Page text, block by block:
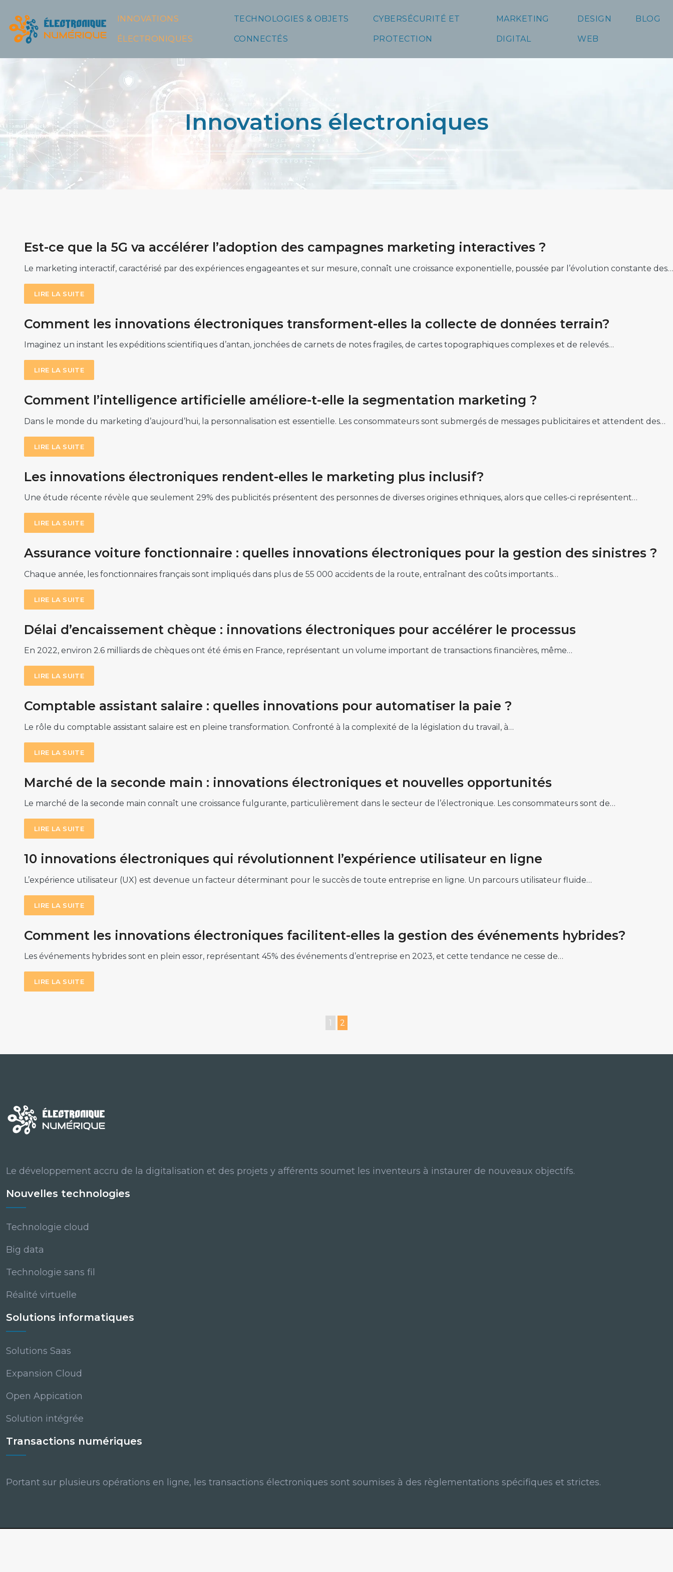
INNOVATIONS
ÉLECTRONIQUES
TECHNOLOGIES & OBJETS
CONNECTÉS
CYBERSÉCURITÉ ET
PROTECTION
MARKETING
DIGITAL
DESIGN
WEB
BLOG
Innovations électroniques
Est-ce que la 5G va accélérer l’adoption des campagnes marketing interactives ?
Le marketing interactif, caractérisé par des expériences engageantes et sur mesure, connaît une croissance exponentielle, poussée par l’évolution constante des…
LIRE LA SUITE
Comment les innovations électroniques transforment-elles la collecte de données terrain?
Imaginez un instant les expéditions scientifiques d’antan, jonchées de carnets de notes fragiles, de cartes topographiques complexes et de relevés…
LIRE LA SUITE
Comment l’intelligence artificielle améliore-t-elle la segmentation marketing ?
Dans le monde du marketing d’aujourd’hui, la personnalisation est essentielle. Les consommateurs sont submergés de messages publicitaires et attendent des…
LIRE LA SUITE
Les innovations électroniques rendent-elles le marketing plus inclusif?
Une étude récente révèle que seulement 29% des publicités présentent des personnes de diverses origines ethniques, alors que celles-ci représentent…
LIRE LA SUITE
Assurance voiture fonctionnaire : quelles innovations électroniques pour la gestion des sinistres ?
Chaque année, les fonctionnaires français sont impliqués dans plus de 55 000 accidents de la route, entraînant des coûts importants…
LIRE LA SUITE
Délai d’encaissement chèque : innovations électroniques pour accélérer le processus
En 2022, environ 2.6 milliards de chèques ont été émis en France, représentant un volume important de transactions financières, même…
LIRE LA SUITE
Comptable assistant salaire : quelles innovations pour automatiser la paie ?
Le rôle du comptable assistant salaire est en pleine transformation. Confronté à la complexité de la législation du travail, à…
LIRE LA SUITE
Marché de la seconde main : innovations électroniques et nouvelles opportunités
Le marché de la seconde main connaît une croissance fulgurante, particulièrement dans le secteur de l’électronique. Les consommateurs sont de…
LIRE LA SUITE
10 innovations électroniques qui révolutionnent l’expérience utilisateur en ligne
L’expérience utilisateur (UX) est devenue un facteur déterminant pour le succès de toute entreprise en ligne. Un parcours utilisateur fluide…
LIRE LA SUITE
Comment les innovations électroniques facilitent-elles la gestion des événements hybrides?
Les événements hybrides sont en plein essor, représentant 45% des événements d’entreprise en 2023, et cette tendance ne cesse de…
LIRE LA SUITE
1 2
Le développement accru de la digitalisation et des projets y afférents soumet les inventeurs à instaurer de nouveaux objectifs.
Nouvelles technologies
Technologie cloud
Big data
Technologie sans fil
Réalité virtuelle
Solutions informatiques
Solutions Saas
Expansion Cloud
Open Appication
Solution intégrée
Transactions numériques
Portant sur plusieurs opérations en ligne, les transactions électroniques sont soumises à des règlementations spécifiques et strictes.